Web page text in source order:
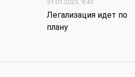
31.01.2023, 9:43
Легализация идет по
плану